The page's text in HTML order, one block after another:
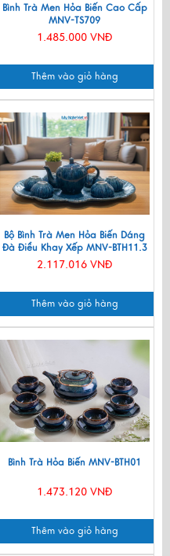
Bình Trà Men Hỏa Biến Cao Cấp
MNV-TS709
1.485.000 VNĐ
Thêm vào giỏ hàng
Bộ Bình Trà Men Hỏa Biến Dáng
Đà Điểu Khay Xếp MNV-BTH11.3
2.117.016 VNĐ
Thêm vào giỏ hàng
Bình Trà Hỏa Biến MNV-BTH01
1.473.120 VNĐ
Thêm vào giỏ hàng